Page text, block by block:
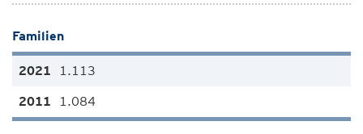
Familien
1.113
1.084